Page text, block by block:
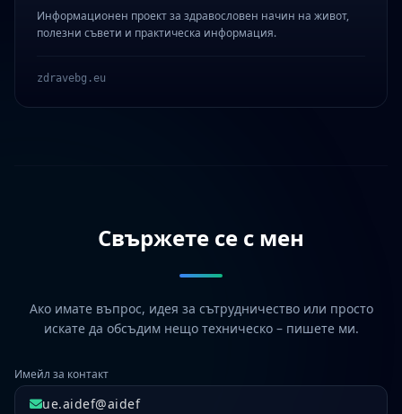
Информационен проект за здравословен начин на живот,
полезни съвети и практическа информация.
zdravebg.eu
Свържете се с мен
Ако имате въпрос, идея за сътрудничество или просто
искате да обсъдим нещо техническо – пишете ми.
Имейл за контакт
ue.aidef@aidef